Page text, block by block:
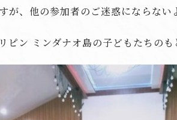
が、他の参加者のご迷惑にならない
ン ミンダナオ島の子どもたちのも